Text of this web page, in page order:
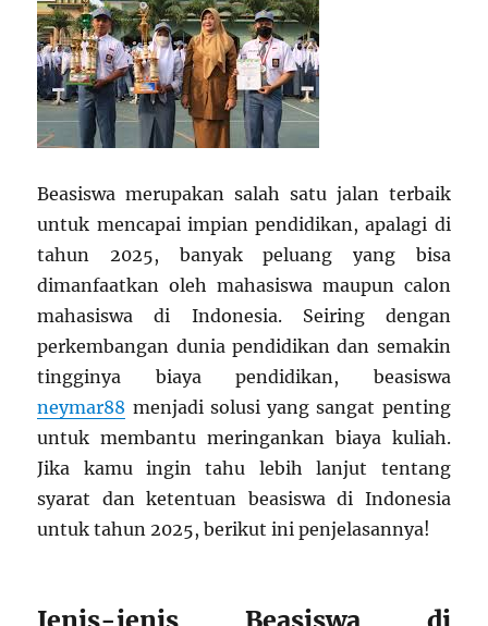
Beasiswa merupakan salah satu jalan terbaik
untuk mencapai impian pendidikan, apalagi di
tahun 2025, banyak peluang yang bisa
dimanfaatkan oleh mahasiswa maupun calon
mahasiswa di Indonesia. Seiring dengan
perkembangan dunia pendidikan dan semakin
tingginya biaya pendidikan, beasiswa
neymar88 menjadi solusi yang sangat penting
untuk membantu meringankan biaya kuliah.
Jika kamu ingin tahu lebih lanjut tentang
syarat dan ketentuan beasiswa di Indonesia
untuk tahun 2025, berikut ini penjelasannya!